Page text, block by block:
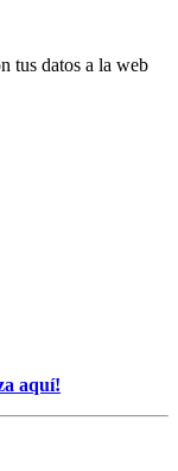
tus datos a la web
aquí!